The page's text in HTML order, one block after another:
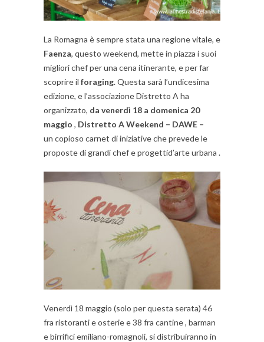
La Romagna è sempre stata una regione vitale, e
Faenza, questo weekend, mette in piazza i suoi
migliori chef per una cena itinerante, e per far
scoprire il foraging. Questa sarà l’undicesima
edizione, e l’associazione Distretto A ha
organizzato, da venerdì 18 a domenica 20
maggio , Distretto A Weekend – DAWE –
un copioso carnet di iniziative che prevede le
proposte di grandi chef e progettid’arte urbana .
Venerdì 18 maggio (solo per questa serata) 46
fra ristoranti e osterie e 38 fra cantine , barman
e birrifici emiliano-romagnoli, si distribuiranno in